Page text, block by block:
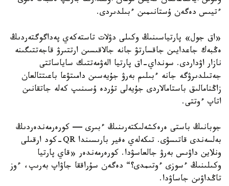
ءتيىس دەگەن ۇستانىمىن ءبىلدىردى.
«اق جول» پارتياسىنىڭ وكىلى دۋلات تاستەكەي پەداگوگتەردىڭ
ەڭبەك جاعدايىن جاقسارتۋ جانە جالاقىسىن ارتتىرۋ قاجەتتىگىنە
نازار اۋداردى. سونداي-اق پارتيا الەۋمەتتىك ساياساتتى
جەتىلدىرۋگە جانە ءبىلىم بەرۋ جۇيەسىن دامىتۋعا باعىتتالعان
زاڭنامالىق باستامالاردى جۇيەلى تۇردە ۇسىنىپ كەلە جاتقانىن
اتاپ ءوتتى.
جوبانىڭ باستى ەرەكشەلىكتەرىنىڭ ءبىرى — كورەرمەندەردىڭ
بەلسەندى قاتىسۋى. تىكەلەي ەفير بارىسىندا QR-كود ارقىلى
ونلاين داۋىس بەرۋ جالعاسۋدا. كورەرمەندەر «قاي پارتيا
وكىلىنىڭ ءسوزى ءوتىمدى؟“ دەگەن سۇراققا جاۋاپ بەرىپ، ءوز
تاڭداۋىن جاساۋدا.